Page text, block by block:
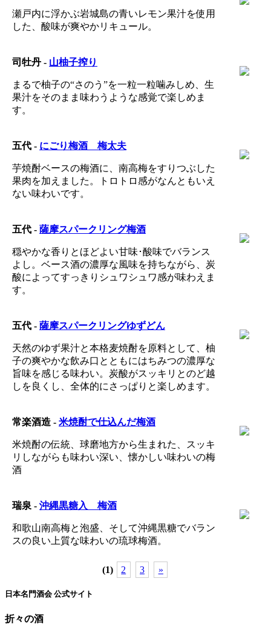
瀬戸内に浮かぶ岩城島の青いレモン果汁を使用
した、酸味が爽やかリキュール。
司牡丹 - 山柚子搾り
まるで柚子の“さのう”を一粒一粒噛みしめ、生
果汁をそのまま味わうような感覚で楽しめま
す。
五代 - にごり梅酒 梅太夫
芋焼酎ベースの梅酒に、南高梅をすりつぶした
果肉を加えました。トロトロ感がなんともいえ
ない味わいです。
五代 - 薩摩スパークリング梅酒
穏やかな香りとほどよい甘味･酸味でバランス
よし。ベース酒の濃厚な風味を持ちながら、炭
酸によってすっきりシュワシュワ感が味わえま
す。
五代 - 薩摩スパークリングゆずどん
天然のゆず果汁と本格麦焼酎を原料として、柚
子の爽やかな飲み口とともにはちみつの濃厚な
旨味を感じる味わい。炭酸がスッキリとのど越
しを良くし、全体的にさっぱりと楽しめます。
常楽酒造 - 米焼酎で仕込んだ梅酒
米焼酎の伝統、球磨地方から生まれた、スッキ
リしながらも味わい深い、懐かしい味わいの梅
酒
瑞泉 - 沖縄黒糖入 梅酒
和歌山南高梅と泡盛、そして沖縄黒糖でバラン
スの良い上質な味わいの琉球梅酒。
(1) 2 3 »
日本名門酒会 公式サイト
折々の酒